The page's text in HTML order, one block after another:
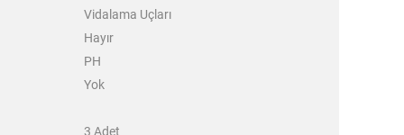
Vidalama Uçları
Hayır
PH
Yok
3 Adet